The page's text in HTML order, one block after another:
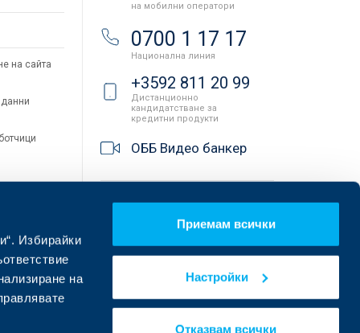
Избирайки
на
Приемам всички
Настройки
Отказвам всички
на сайта
на мобилни оператори
0700 1 17 17
Национална линия
+3592 811 20 99
Дистанционно
кандидатстване за
кредитни продукти
ОББ Видео банкер